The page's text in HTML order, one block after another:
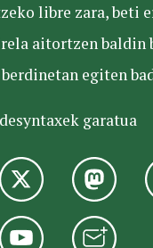
libre zara, beti
aitortzen baldin
egiten
garatua